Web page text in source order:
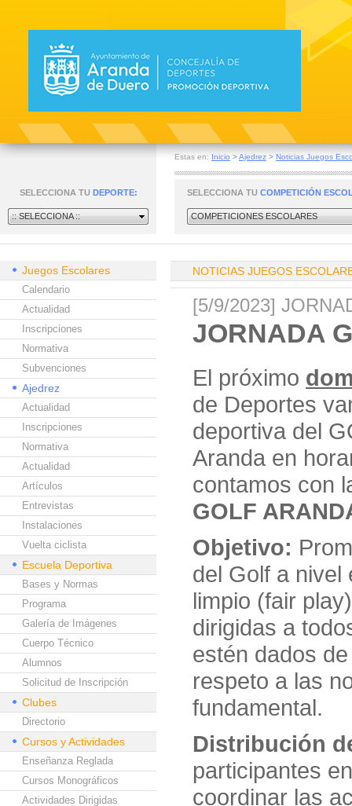
Estas en: Inicio >Ajedrez > Noticias Juegos
SELECCIONA TU DEPORTE:
:: SELECCIONA ::
SELECCIONA TU COMPETICIÓN
COMPETICIONES ESCOLARES
Juegos Escolares
Calendario
Actualidad
Inscripciones
Normativa
Subvenciones
Ajedrez
Actualidad
Inscripciones
Normativa
Actualidad
Artículos
Entrevistas
Instalaciones
Vuelta ciclista
Escuela Deportiva
Bases y Normas
Programa
Galería de Imágenes
Cuerpo Técnico
Alumnos
Solicitud de Inscripción
Clubes
Directorio
Cursos y Actividades
Enseñanza Reglada
Cursos Monográficos
Actividades Dirigidas
NOTICIAS JUEGOS
[5/9/2023]
JORNADA
El próximo
de Deportes
deportiva del
Aranda en
contamos con
GOLF
Objetivo:
del Golf a nivel
limpio (fair
dirigidas a
estén dados
respeto a las
fundamental.
Distribución
participantes
coordinar las